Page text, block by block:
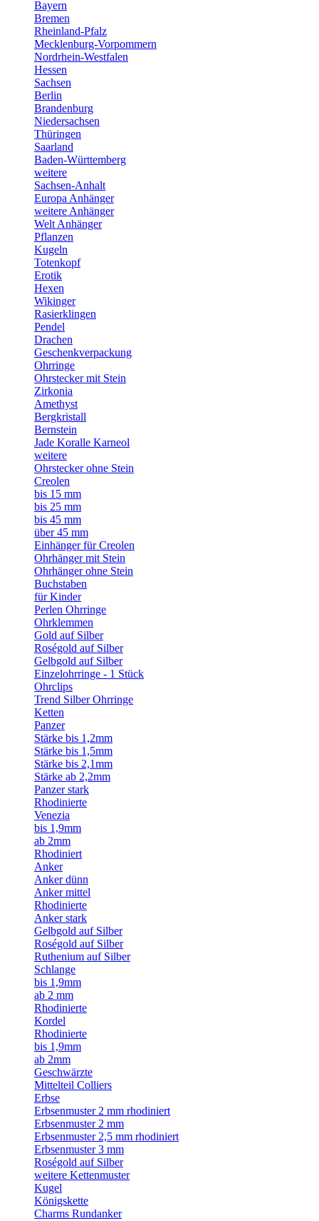
Bayern
Bremen
Rheinland-Pfalz
Mecklenburg-Vorpommern
Nordrhein-Westfalen
Hessen
Sachsen
Berlin
Brandenburg
Niedersachsen
Thüringen
Saarland
Baden-Württemberg
weitere
Sachsen-Anhalt
Europa Anhänger
weitere Anhänger
Welt Anhänger
Pflanzen
Kugeln
Totenkopf
Erotik
Hexen
Wikinger
Rasierklingen
Pendel
Drachen
Geschenkverpackung
Ohrringe
Ohrstecker mit Stein
Zirkonia
Amethyst
Bergkristall
Bernstein
Jade Koralle Karneol
weitere
Ohrstecker ohne Stein
Creolen
bis 15 mm
bis 25 mm
bis 45 mm
über 45 mm
Einhänger für Creolen
Ohrhänger mit Stein
Ohrhänger ohne Stein
Buchstaben
für Kinder
Perlen Ohrringe
Ohrklemmen
Gold auf Silber
Roségold auf Silber
Gelbgold auf Silber
Einzelohrringe - 1 Stück
Ohrclips
Trend Silber Ohrringe
Ketten
Panzer
Stärke bis 1,2mm
Stärke bis 1,5mm
Stärke bis 2,1mm
Stärke ab 2,2mm
Panzer stark
Rhodinierte
Venezia
bis 1,9mm
ab 2mm
Rhodiniert
Anker
Anker dünn
Anker mittel
Rhodinierte
Anker stark
Gelbgold auf Silber
Roségold auf Silber
Ruthenium auf Silber
Schlange
bis 1,9mm
ab 2 mm
Rhodinierte
Kordel
Rhodinierte
bis 1,9mm
ab 2mm
Geschwärzte
Mittelteil Colliers
Erbse
Erbsenmuster 2 mm rhodiniert
Erbsenmuster 2 mm
Erbsenmuster 2,5 mm rhodiniert
Erbsenmuster 3 mm
Roségold auf Silber
weitere Kettenmuster
Kugel
Königskette
Charms Rundanker